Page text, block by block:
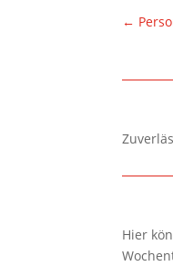
←
Hier